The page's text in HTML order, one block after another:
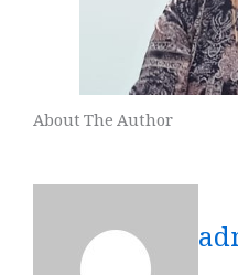
About The Author